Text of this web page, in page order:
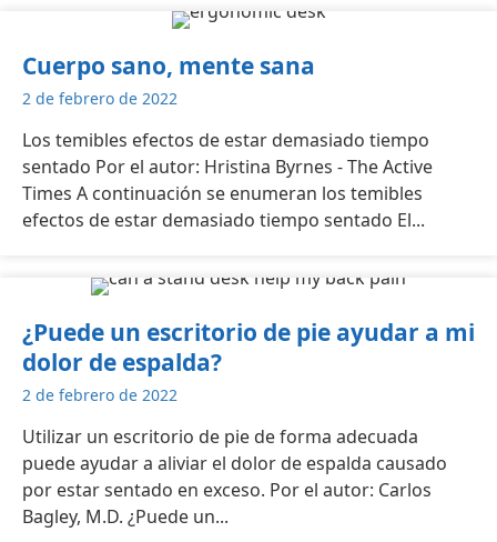
Cuerpo sano, mente sana
2 de febrero de 2022
Los temibles efectos de estar demasiado tiempo
sentado Por el autor: Hristina Byrnes - The Active
Times A continuación se enumeran los temibles
efectos de estar demasiado tiempo sentado El...
¿Puede un escritorio de pie ayudar a mi
dolor de espalda?
2 de febrero de 2022
Utilizar un escritorio de pie de forma adecuada
puede ayudar a aliviar el dolor de espalda causado
por estar sentado en exceso. Por el autor: Carlos
Bagley, M.D. ¿Puede un...